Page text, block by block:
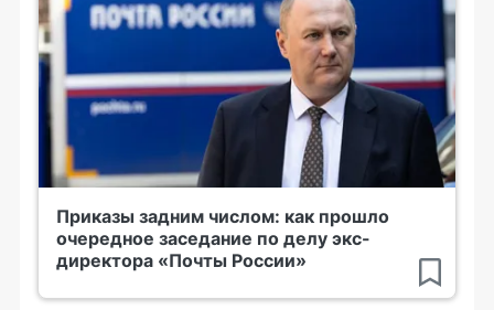
Приказы задним числом: как прошло
очередное заседание по делу экс-
директора «Почты России»